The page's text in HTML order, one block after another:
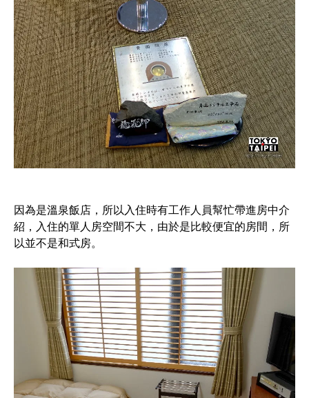
因為是溫泉飯店，所以入住時有工作人員幫忙帶進房中介
紹，入住的單人房空間不大，由於是比較便宜的房間，所
以並不是和式房。